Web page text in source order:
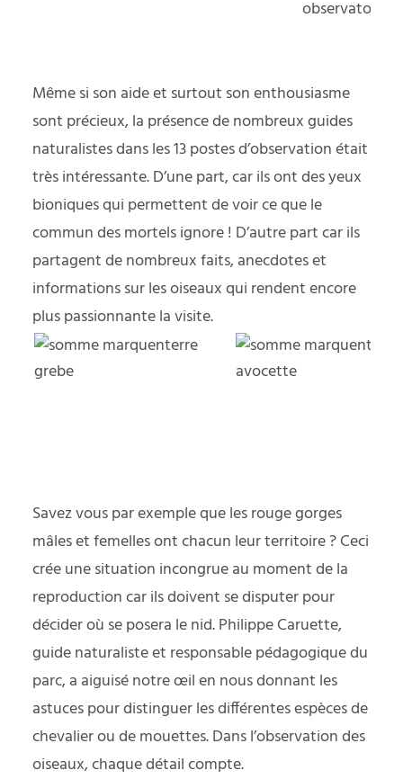
Même si son aide et surtout son enthousiasme
sont précieux, la présence de nombreux guides
naturalistes dans les 13 postes d’observation était
très intéressante. D’une part, car ils ont des yeux
bioniques qui permettent de voir ce que le
commun des mortels ignore ! D’autre part car ils
partagent de nombreux faits, anecdotes et
informations sur les oiseaux qui rendent encore
plus passionnante la visite.
Savez vous par exemple que les rouge gorges
mâles et femelles ont chacun leur territoire ? Ceci
crée une situation incongrue au moment de la
reproduction car ils doivent se disputer pour
décider où se posera le nid. Philippe Caruette,
guide naturaliste et responsable pédagogique du
parc, a aiguisé notre œil en nous donnant les
astuces pour distinguer les différentes espèces de
chevalier ou de mouettes. Dans l’observation des
oiseaux, chaque détail compte.